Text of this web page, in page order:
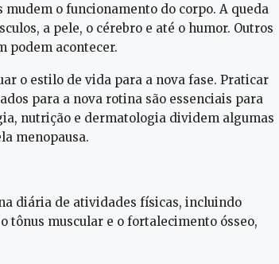
o funcionamento do corpo. A queda
a pele, o cérebro e até o humor. Outros
podem acontecer.
o estilo de vida para a nova fase. Praticar
para a nova rotina são essenciais para
nutrição e dermatologia dividem algumas
menopausa.
diária de atividades físicas, incluindo
tônus muscular e o fortalecimento ósseo,